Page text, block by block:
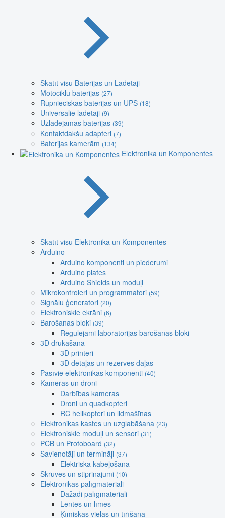
Skatīt visu Baterijas un Lādētāji
Motociklu baterijas (27)
Rūpnieciskās baterijas un UPS (18)
Universālie lādētāji (9)
Uzlādējamas baterijas (39)
Kontaktdakšu adapteri (7)
Baterijas kamerām (134)
Elektronika un Komponentes
Skatīt visu Elektronika un Komponentes
Arduino
Arduino komponenti un piederumi
Arduino plates
Arduino Shields un moduļi
Mikrokontroleri un programmatori (59)
Signālu ģeneratori (20)
Elektroniskie ekrāni (6)
Barošanas bloki (39)
Regulējami laboratorijas barošanas bloki
3D drukāšana
3D printeri
3D detaļas un rezerves daļas
Pasīvie elektronikas komponenti (40)
Kameras un droni
Darbības kameras
Droni un quadkopteri
RC helikopteri un lidmašīnas
Elektronikas kastes un uzglabāšana (23)
Elektroniskie moduļi un sensori (31)
PCB un Protoboard (32)
Savienotāji un termināļi (37)
Elektriskā kabeļošana
Skrūves un stiprinājumi (10)
Elektronikas palīgmateriāli
Dažādi palīgmateriāli
Lentes un līmes
Ķīmiskās vielas un tīrīšana